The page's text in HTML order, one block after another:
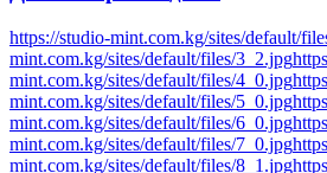
https://studio-mint.com.kg/sites/default/
mint.com.kg/sites/default/files/3_2.jpg
mint.com.kg/sites/default/files/4_0.jpg
mint.com.kg/sites/default/files/5_0.jpg
mint.com.kg/sites/default/files/6_0.jpg
mint.com.kg/sites/default/files/7_0.jpg
mint.com.kg/sites/default/files/8_1.jpg